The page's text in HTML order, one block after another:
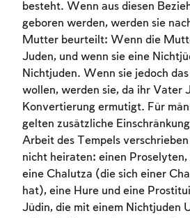
besteht. Wenn aus diesen
geboren werden, werden sie
Mutter beurteilt: Wenn die
Juden, und wenn sie eine
Nichtjuden. Wenn sie jedoch
wollen, werden sie, da ihr Vater
Konvertierung ermutigt. Für
gelten zusätzliche
Arbeit des Tempels
nicht heiraten: einen Proselyten,
eine Chalutza (die sich einer
hat), eine Hure und eine
Jüdin, die mit einem Nichtjuden